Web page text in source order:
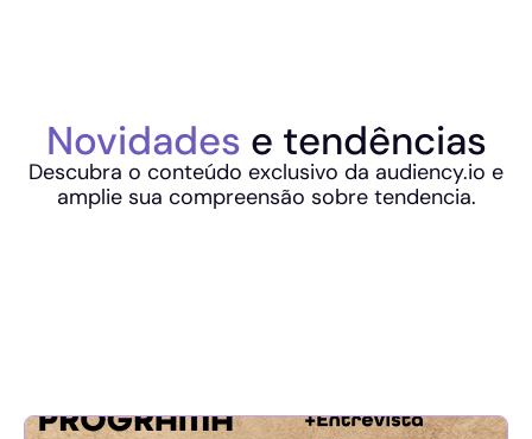
Novidades e tendências
Descubra o conteúdo exclusivo da audiency.io e
amplie sua compreensão sobre tendencia.